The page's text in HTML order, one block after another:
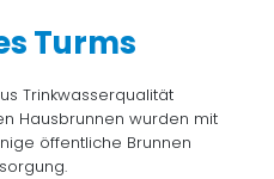
Turms
Trinkwasserqualität
Hausbrunnen wurden mit
öffentliche Brunnen